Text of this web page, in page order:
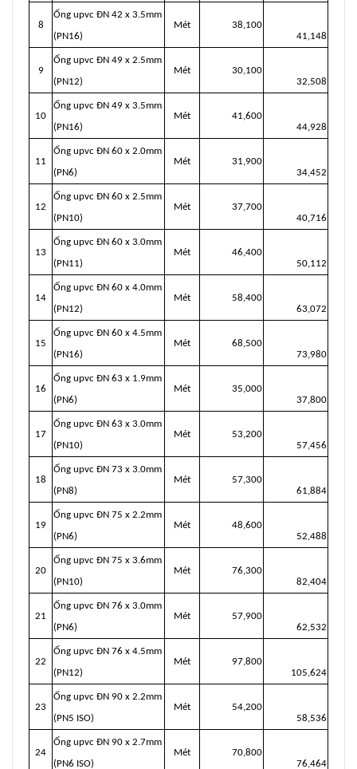
8
Ống upvc ĐN 42 x 3.5mm
(PN16)
Mét
38,100
41,148
9
Ống upvc ĐN 49 x 2.5mm
(PN12)
Mét
30,100
32,508
10
Ống upvc ĐN 49 x 3.5mm
(PN16)
Mét
41,600
44,928
11
Ống upvc ĐN 60 x 2.0mm
(PN6)
Mét
31,900
34,452
12
Ống upvc ĐN 60 x 2.5mm
(PN10)
Mét
37,700
40,716
13
Ống upvc ĐN 60 x 3.0mm
(PN11)
Mét
46,400
50,112
14
Ống upvc ĐN 60 x 4.0mm
(PN12)
Mét
58,400
63,072
15
Ống upvc ĐN 60 x 4.5mm
(PN16)
Mét
68,500
73,980
16
Ống upvc ĐN 63 x 1.9mm
(PN6)
Mét
35,000
37,800
17
Ống upvc ĐN 63 x 3.0mm
(PN10)
Mét
53,200
57,456
18
Ống upvc ĐN 73 x 3.0mm
(PN8)
Mét
57,300
61,884
19
Ống upvc ĐN 75 x 2.2mm
(PN6)
Mét
48,600
52,488
20
Ống upvc ĐN 75 x 3.6mm
(PN10)
Mét
76,300
82,404
21
Ống upvc ĐN 76 x 3.0mm
(PN6)
Mét
57,900
62,532
22
Ống upvc ĐN 76 x 4.5mm
(PN12)
Mét
97,800
105,624
23
Ống upvc ĐN 90 x 2.2mm
(PN5 ISO)
Mét
54,200
58,536
24
Ống upvc ĐN 90 x 2.7mm
(PN6 ISO)
Mét
70,800
76,464